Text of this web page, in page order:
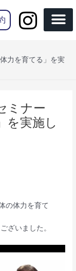
力を育てる」を実
ミナー
を実施し
の体力を育て
ざいました。